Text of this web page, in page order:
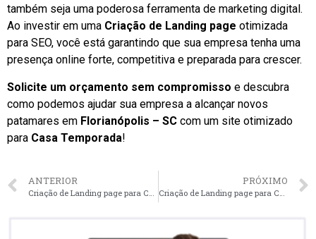
também seja uma poderosa ferramenta de marketing digital.
Ao investir em uma Criação de Landing page otimizada
para SEO, você está garantindo que sua empresa tenha uma
presença online forte, competitiva e preparada para crescer.
Solicite um orçamento sem compromisso e descubra
como podemos ajudar sua empresa a alcançar novos
patamares em Florianópolis – SC com um site otimizado
para Casa Temporada!
ANTERIOR PRÓXIMO